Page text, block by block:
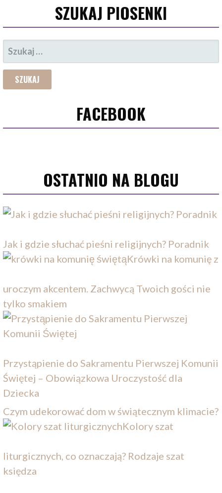
SZUKAJ PIOSENKI
Z
K
FACEBOOK
OSTATNIO NA BLOGU
Jak i gdzie słuchać pieśni religijnych? Poradnik
Krówki na komunię z
uroczym akcentem. Zachwycą Twoich gości nie
tylko smakiem
Przystąpienie do Sakramentu Pierwszej Komunii
Świętej – Obowiązkowa Uroczystość dla
Dziecka
Czym udekorować dom w świątecznym klimacie?
Kolory szat
liturgicznych, co oznaczają? Rodzaje szat
księdza